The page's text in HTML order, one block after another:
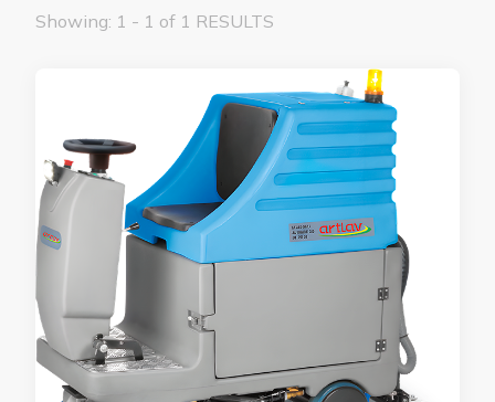
Showing: 1 - 1 of 1 RESULTS